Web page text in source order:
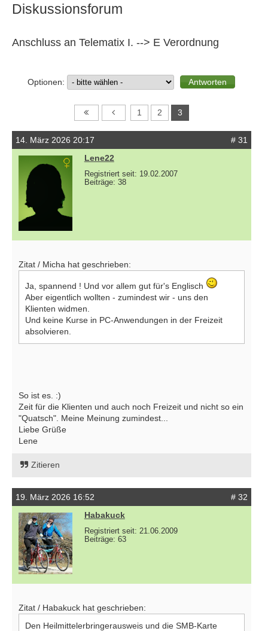
Diskussionsforum
Anschluss an Telematix I. --> E Verordnung
Optionen:
1 2 3
14. März 2026 20:17
# 31
Lene22
Registriert seit: 19.02.2007
Beiträge: 38
Zitat / Micha hat geschrieben:
Ja, spannend ! Und vor allem gut für's Englisch
Aber eigentlich wollten - zumindest wir - uns den
Klienten widmen.
Und keine Kurse in PC-Anwendungen in der Freizeit
absolvieren.
So ist es. :)
Zeit für die Klienten und auch noch Freizeit und nicht so ein
"Quatsch". Meine Meinung zumindest...
Liebe Grüße
Lene
Zitieren
19. März 2026 16:52
# 32
Habakuck
Registriert seit: 21.06.2009
Beiträge: 63
Zitat / Habakuck hat geschrieben:
Den Heilmittelerbringerausweis und die SMB-Karte